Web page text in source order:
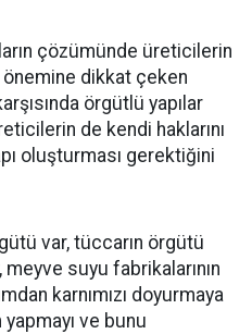
çözümünde üreticilerin
dikkat çeken
örgütlü yapılar
de kendi haklarını
oluşturması gerektiğini
var, tüccarın örgütü
suyu fabrikalarının
karnımızı doyurmaya
ve bunu